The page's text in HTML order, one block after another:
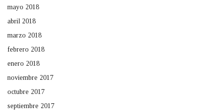
mayo 2018
abril 2018
marzo 2018
febrero 2018
enero 2018
noviembre 2017
octubre 2017
septiembre 2017